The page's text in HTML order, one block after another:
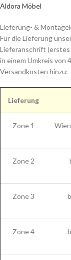
Aldora Möbel
Lieferung- &
Für die Lieferung
Lieferanschrift (erstes
in einem Umkreis von
Versandkosten hinzu:
Lieferung
Zone 1
Zone 2
Zone 3
Zone 4